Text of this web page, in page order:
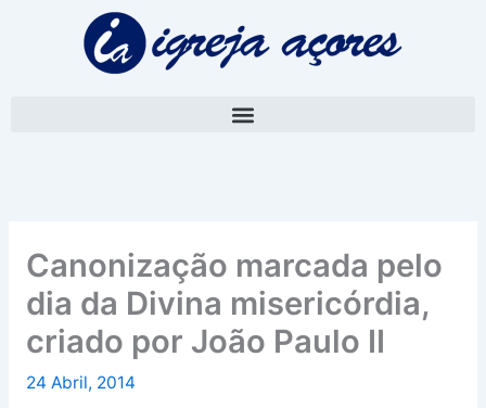
Canonização marcada pelo
dia da Divina misericórdia,
criado por João Paulo II
24 Abril, 2014